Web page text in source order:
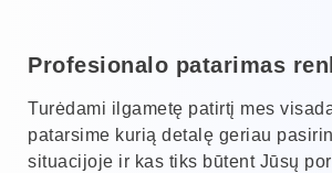
Profesionalo patarimas
Turėdami ilgametę patirtį mes
patarsime kurią detalę geriau
situacijoje ir kas tiks būtent Jūsų